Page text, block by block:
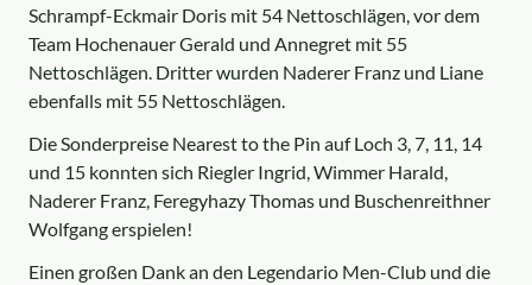
Schrampf-Eckmair Doris mit 54 Nettoschlägen, vor dem
Team Hochenauer Gerald und Annegret mit 55
Nettoschlägen. Dritter wurden Naderer Franz und Liane
ebenfalls mit 55 Nettoschlägen.
Die Sonderpreise Nearest to the Pin auf Loch 3, 7, 11, 14
und 15 konnten sich Riegler Ingrid, Wimmer Harald,
Naderer Franz, Feregyhazy Thomas und Buschenreithner
Wolfgang erspielen!
Einen großen Dank an den Legendario Men-Club und die